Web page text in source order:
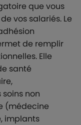
que vous
vos salariés. Le
de remplir
Elle
santé
non
(médecine
implants